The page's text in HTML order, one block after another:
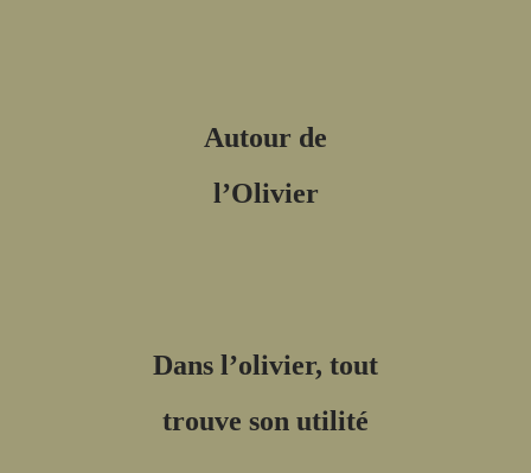
Autour de
l’Olivier
Dans l’olivier, tout
trouve son utilité